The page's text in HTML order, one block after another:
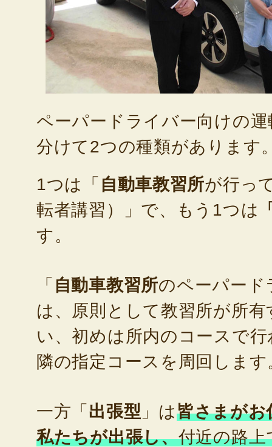
ペーパードライバー向けの
分けて2つの種類があります
1つは「 自動車教習所が行っ
転者講習）」で、もう1つは
す。
「 自動車教習所のペーパード
は、原則として教習所が所
い、初めは所内のコースで
隣の指定コースを周回します
一方「 出張型 」は皆さまがお
私たちが出張し、付近の路上